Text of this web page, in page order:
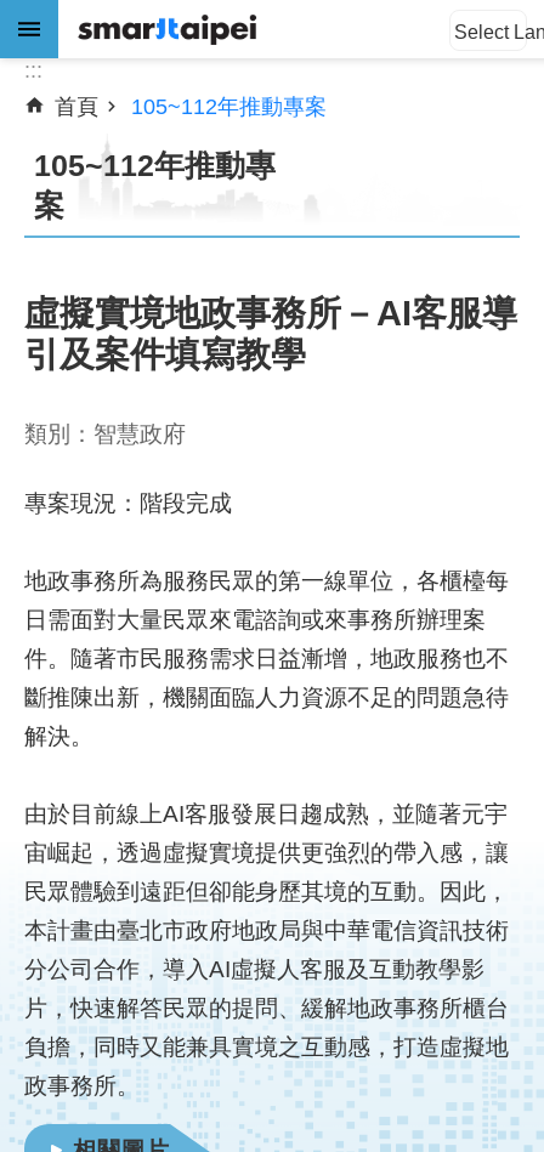
跳到主要內容區塊
進
搜
尋
公
告
訊
於
我
助
計
畫
歷
場
域
試
辦
檔
案
下
載
網
站
導
Select
:::
首頁
105~112年推動專案
105~112年推動專
案
虛擬實境地政事務所－AI客服導
引及案件填寫教學
類別：智慧政府
專案現況：階段完成
地政事務所為服務民眾的第一線單位，各櫃檯每
日需面對大量民眾來電諮詢或來事務所辦理案
件。隨著市民服務需求日益漸增，地政服務也不
斷推陳出新，機關面臨人力資源不足的問題急待
解決。
由於目前線上AI客服發展日趨成熟，並隨著元宇
宙崛起，透過虛擬實境提供更強烈的帶入感，讓
民眾體驗到遠距但卻能身歷其境的互動。因此，
本計畫由臺北市政府地政局與中華電信資訊技術
分公司合作，導入AI虛擬人客服及互動教學影
片，快速解答民眾的提問、緩解地政事務所櫃台
負擔，同時又能兼具實境之互動感，打造虛擬地
政事務所。